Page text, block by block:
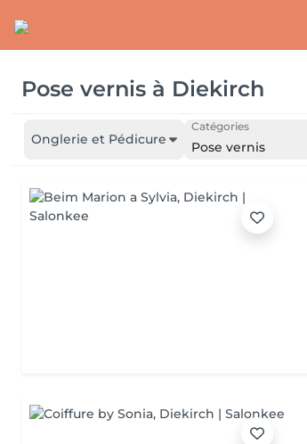
Pose vernis à Diekirch
Onglerie et Pédicure
Catégories
Pose vernis